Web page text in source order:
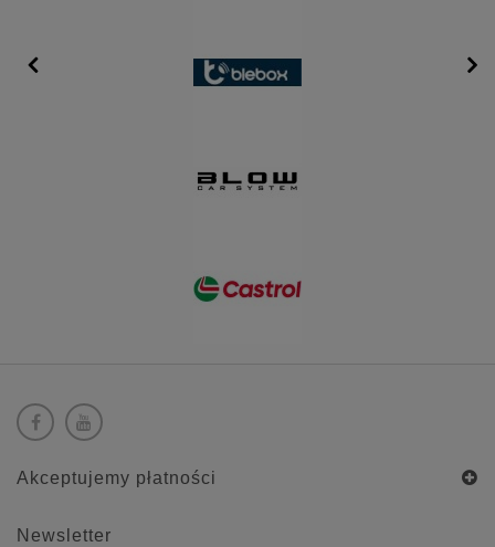
Akceptujemy płatności
Newsletter